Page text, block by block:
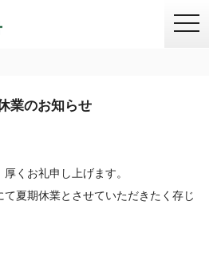
業のお知らせ
くお礼申し上げます。
夏期休業とさせていただきたく存じ